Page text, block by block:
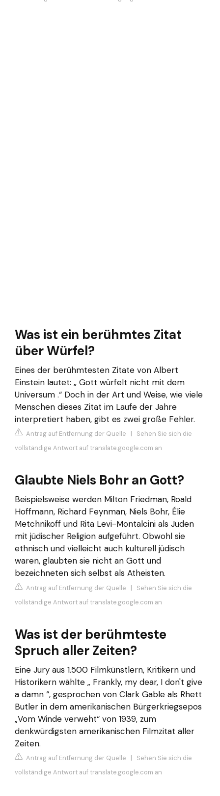
Was ist ein berühmtes Zitat
über Würfel?
Eines der berühmtesten Zitate von Albert
Einstein lautet: „ Gott würfelt nicht mit dem
Universum .“ Doch in der Art und Weise, wie viele
Menschen dieses Zitat im Laufe der Jahre
interpretiert haben, gibt es zwei große Fehler.
Antrag auf Entfernung der Quelle | Sehen Sie sich die
vollständige Antwort auf translate.google.com an
Glaubte Niels Bohr an Gott?
Beispielsweise werden Milton Friedman, Roald
Hoffmann, Richard Feynman, Niels Bohr, Élie
Metchnikoff und Rita Levi-Montalcini als Juden
mit jüdischer Religion aufgeführt. Obwohl sie
ethnisch und vielleicht auch kulturell jüdisch
waren, glaubten sie nicht an Gott und
bezeichneten sich selbst als Atheisten.
Antrag auf Entfernung der Quelle | Sehen Sie sich die
vollständige Antwort auf translate.google.com an
Was ist der berühmteste
Spruch aller Zeiten?
Eine Jury aus 1.500 Filmkünstlern, Kritikern und
Historikern wählte „ Frankly, my dear, I don't give
a damn “, gesprochen von Clark Gable als Rhett
Butler in dem amerikanischen Bürgerkriegsepos
„Vom Winde verweht“ von 1939, zum
denkwürdigsten amerikanischen Filmzitat aller
Zeiten.
Antrag auf Entfernung der Quelle | Sehen Sie sich die
vollständige Antwort auf translate.google.com an